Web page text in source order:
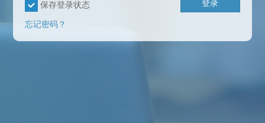
保存登录状态
登录
忘记密码？